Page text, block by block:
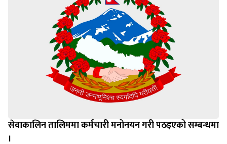
सेवाकालिन तालिममा कर्मचारी मनोनयन गरी पठइएको सम्बन्धमा
।